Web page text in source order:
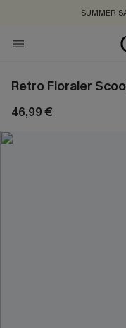
SUMMER
ZUM
Retro Floraler
46,99 €